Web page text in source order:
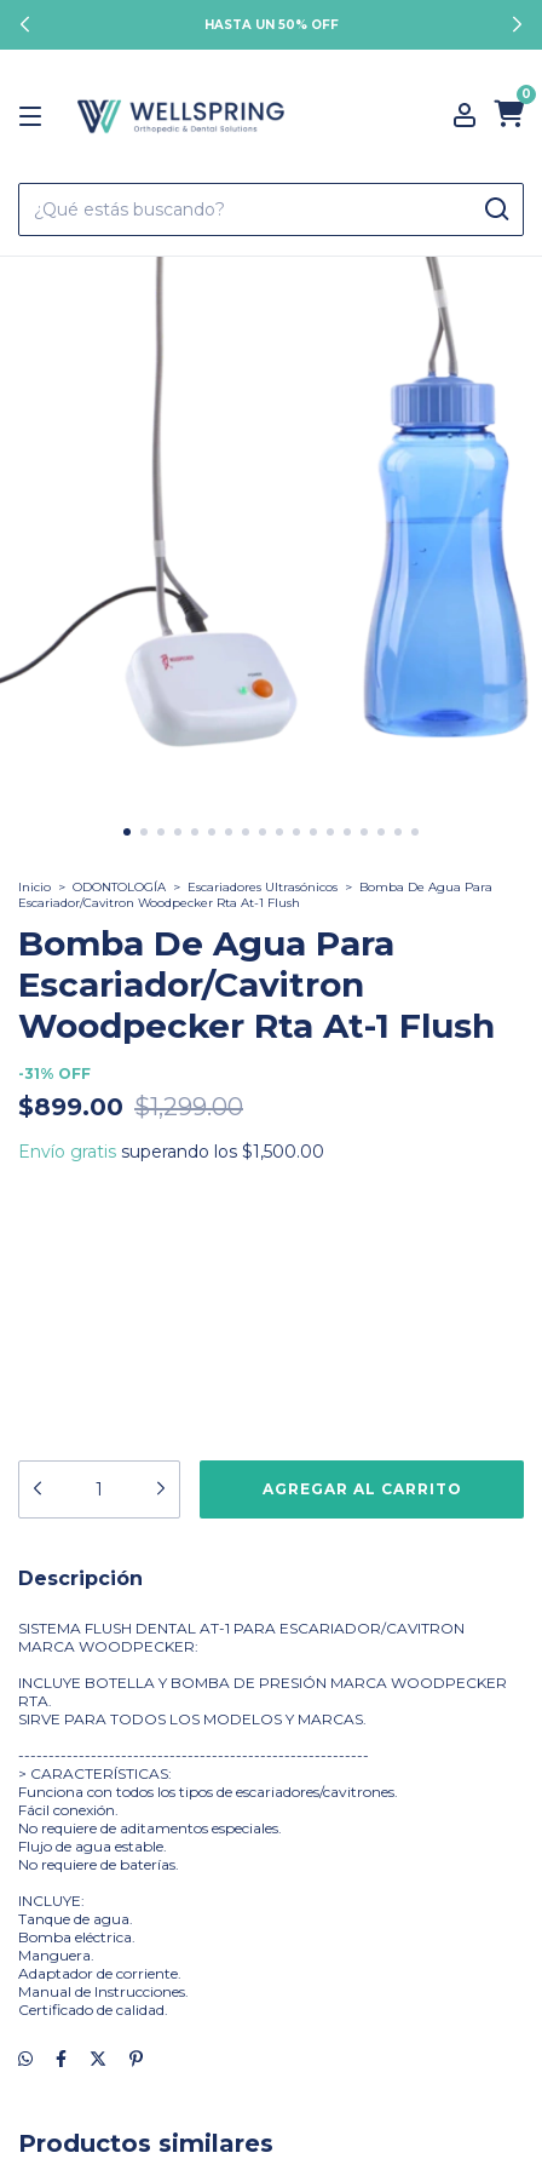
HASTA UN 50% OFF
0
Inicio > ODONTOLOGÍA > Escariadores Ultrasónicos > Bomba De Agua Para
Escariador/Cavitron Woodpecker Rta At-1 Flush
Bomba De Agua Para
Escariador/Cavitron
Woodpecker Rta At-1 Flush
-31% OFF
$899.00 $1,299.00
Envío gratis superando los $1,500.00
Descripción
SISTEMA FLUSH DENTAL AT-1 PARA ESCARIADOR/CAVITRON
MARCA WOODPECKER:
INCLUYE BOTELLA Y BOMBA DE PRESIÓN MARCA WOODPECKER
RTA.
SIRVE PARA TODOS LOS MODELOS Y MARCAS.
----------------------------------------------------------
> CARACTERÍSTICAS:
Funciona con todos los tipos de escariadores/cavitrones.
Fácil conexión.
No requiere de aditamentos especiales.
Flujo de agua estable.
No requiere de baterías.
INCLUYE:
Tanque de agua.
Bomba eléctrica.
Manguera.
Adaptador de corriente.
Manual de Instrucciones.
Certificado de calidad.
Productos similares